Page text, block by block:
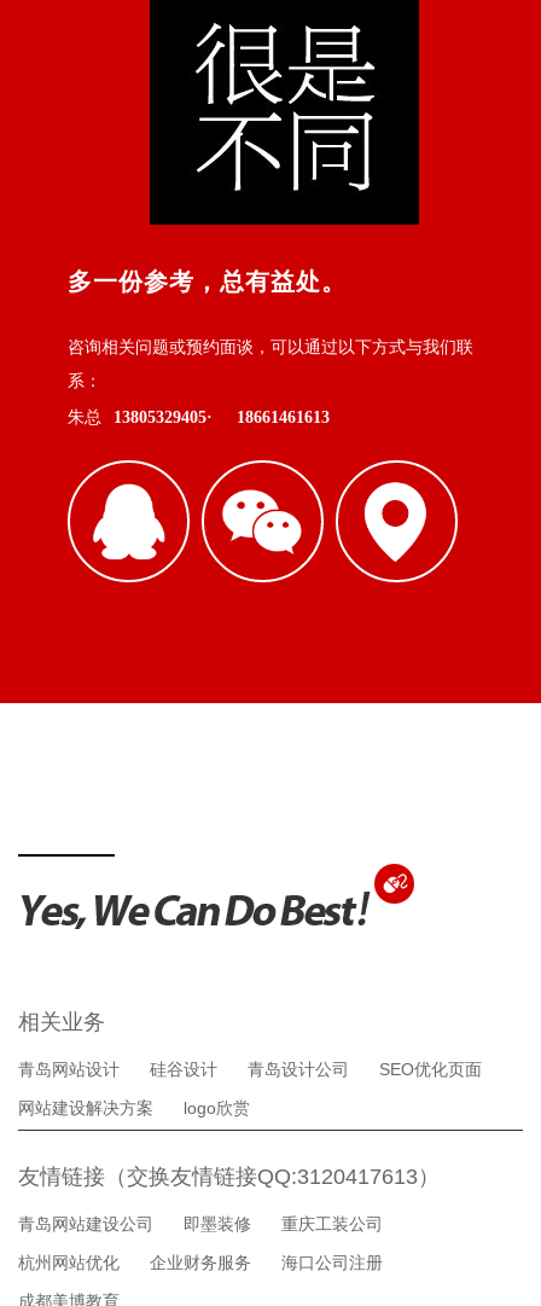
多一份参考，总有益处。
咨询相关问题或预约面谈，可以通过以下方式与我们联
系：
朱总
13805329405· 18661461613
相关业务
青岛网站设计 硅谷设计 青岛设计公司
SEO优化页面
网站建设解决方案
logo欣赏
友情链接（交换友情链接QQ:3120417613）
青岛网站建设公司 即墨装修
重庆工装公司
杭州网站优化
企业财务服务
海口公司注册
成都美博教育